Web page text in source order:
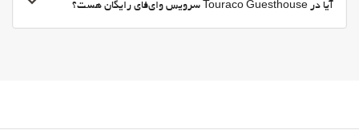
وای‌فای در تمامی بخش‌ها در دسترس است
آیا در Touraco Guesthouse سرویس وای‌فای رایگان هست؟